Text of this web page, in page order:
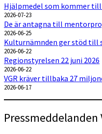
Hjälpmedel som kommer
2026-07-23
De är antagna till
2026-06-25
Kulturnämnden ger stöd till
2026-06-22
Regionstyrelsen 22 juni 2026
2026-06-22
VGR kräver tillbaka 27
2026-06-17
Pressmeddelanden